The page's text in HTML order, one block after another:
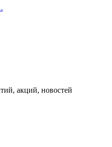
акций, новостей